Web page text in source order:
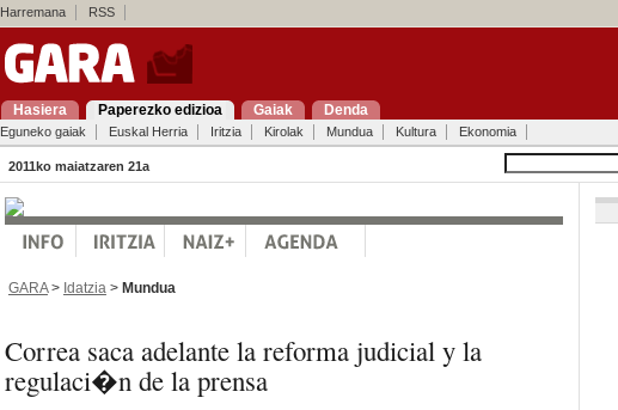
Harremana RSS
Hasiera Paperezko edizioa Gaiak Denda
Eguneko gaiak Euskal Herria Iritzia Kirolak Mundua Kultura Ekonomia
2011ko maiatzaren 21a
GARA> Idatzia > Mundua
Correa saca adelante la reforma judicial y la
regulaci�n de la prensa